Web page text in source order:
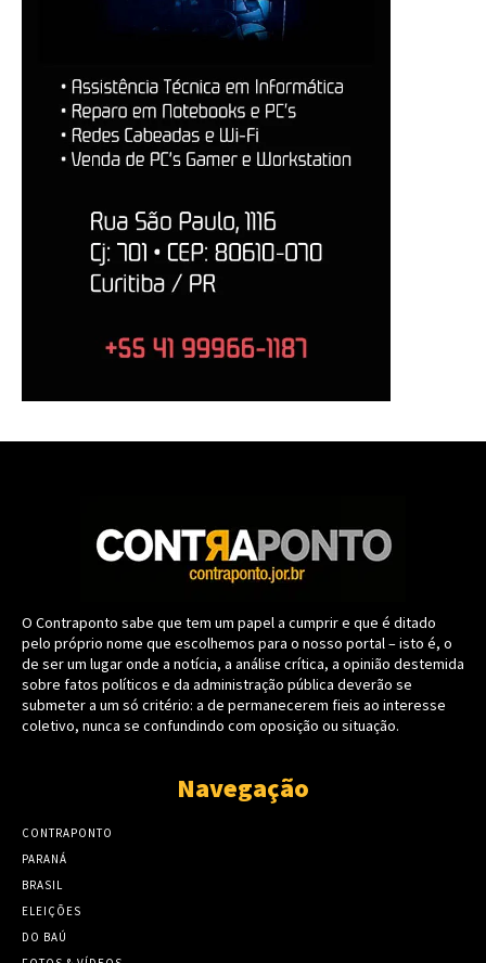
O Contraponto sabe que tem um papel a cumprir e que é ditado
pelo próprio nome que escolhemos para o nosso portal – isto é, o
de ser um lugar onde a notícia, a análise crítica, a opinião destemida
sobre fatos políticos e da administração pública deverão se
submeter a um só critério: a de permanecerem fieis ao interesse
coletivo, nunca se confundindo com oposição ou situação.
Navegação
CONTRAPONTO
PARANÁ
BRASIL
ELEIÇÕES
DO BAÚ